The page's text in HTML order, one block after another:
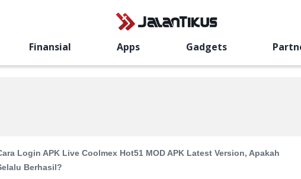
Finansial Apps Gadgets
Login APK Live Coolmex Hot51 MOD APK Latest Version, Apakah
Berhasil?